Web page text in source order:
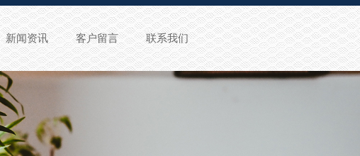
新闻资讯 客户留言 联系我们